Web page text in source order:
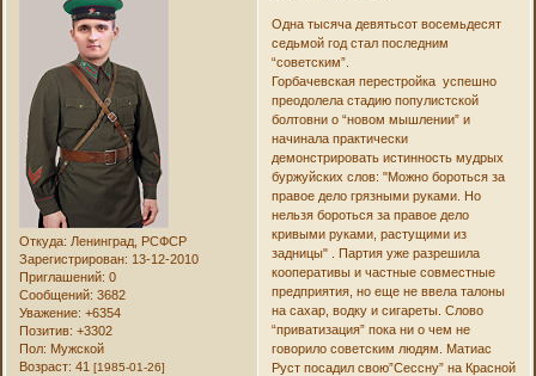
Откуда: Ленинград, РСФСР
Зарегистрирован: 13-12-2010
Приглашений: 0
Сообщений: 3682
Уважение: +6354
Позитив: +3302
Пол: Мужской
Возраст: 41[1985-01-26]
Одна тысяча девятьсот восемьдесят
седьмой год стал последним
“советским”.
Горбачевская перестройка успешно
преодолела стадию популистской
болтовни о “новом мышлении” и
начинала практически
демонстрировать истинность мудрых
буржуйских слов: "Можно бороться за
правое дело грязными руками. Но
нельзя бороться за правое дело
кривыми руками, растущими из
задницы" . Партия уже разрешила
кооперативы и частные совместные
предприятия, но еще не ввела талоны
на сахар, водку и сигареты. Слово
“приватизация” пока ни о чем не
говорило советским людям. Матиас
Руст посадил свою”Сессну” на Красной